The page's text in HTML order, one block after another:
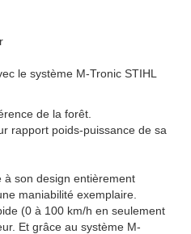
le système M-Tronic STIHL
de la forêt.
rapport poids-puissance de sa
à son design entièrement
maniabilité exemplaire.
(0 à 100 km/h en seulement
Et grâce au système M-